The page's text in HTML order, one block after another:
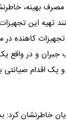
بهینه،
تهیه این
کاهنده
و در واقع
یک اقدام صیانتی
خاطرنشان